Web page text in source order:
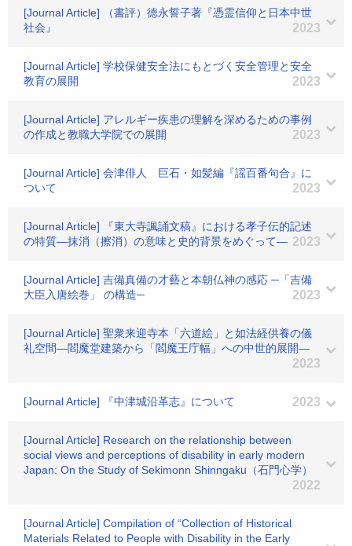
[Journal Article] （書評）徳永誓子著『憑霊信仰と日本中世
社会』
2023
[Journal Article] 学校保健安全法にもとづく安全管理と安全
教育の展開
2023
[Journal Article] アレルギー疾患の理解を深めるための事例
の作成と教職大学院での展開
2023
[Journal Article] 会津俳人 巨石・如髪編『謡百番句合』に
ついて
2023
[Journal Article] 『東大寺諷誦文稿』における孝子伝的記述
の特質―抹消（擦消）の意味と史的背景をめぐって― 2023
[Journal Article] 吉備真備の才藝と本朝仏神の感応 ─「吉備
大臣入唐絵巻」 の構造─
2023
[Journal Article] 聖衆来迎寺本「六道絵」と如法経供養の儀
礼空間―閻魔堂建築から「閻魔王庁幅」への中世的展開―
2023
[Journal Article] 『中津城沿革志』について 2023
[Journal Article] Research on the relationship between
social views and perceptions of disability in early modern
Japan: On the Study of Sekimonn Shinngaku（石門心学）
2022
[Journal Article] Compilation of “Collection of Historical
Materials Related to People with Disability in the Early